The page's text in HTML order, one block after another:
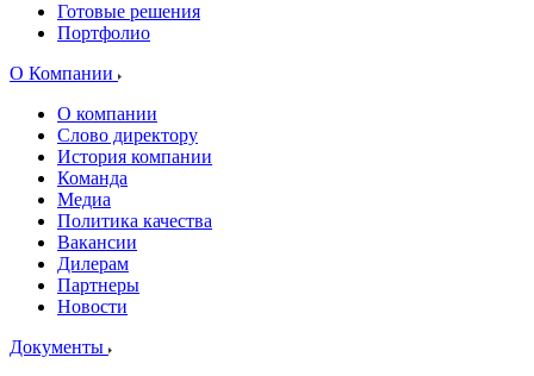
Готовые решения
Портфолио
О Компании
О компании
Слово директору
История компании
Команда
Медиа
Политика качества
Вакансии
Дилерам
Партнеры
Новости
Документы